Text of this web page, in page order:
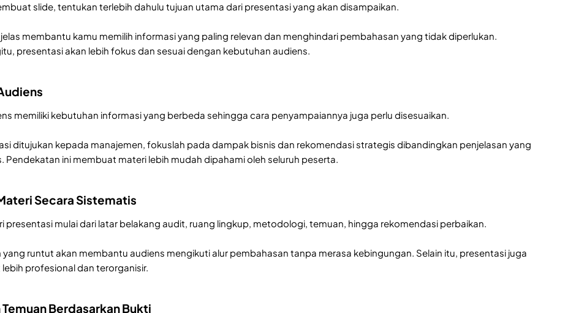
slide, tentukan terlebih dahulu tujuan utama dari presentasi yang akan disampaikan.
membantu kamu memilih informasi yang paling relevan dan menghindari pembahasan yang tidak diperlukan.
presentasi akan lebih fokus dan sesuai dengan kebutuhan audiens.
memiliki kebutuhan informasi yang berbeda sehingga cara penyampaiannya juga perlu disesuaikan.
ditujukan kepada manajemen, fokuslah pada dampak bisnis dan rekomendasi strategis dibandingkan penjelasan yang
Pendekatan ini membuat materi lebih mudah dipahami oleh seluruh peserta.
Secara Sistematis
presentasi mulai dari latar belakang audit, ruang lingkup, metodologi, temuan, hingga rekomendasi perbaikan.
yang runtut akan membantu audiens mengikuti alur pembahasan tanpa merasa kebingungan. Selain itu, presentasi juga
profesional dan terorganisir.
Berdasarkan Bukti